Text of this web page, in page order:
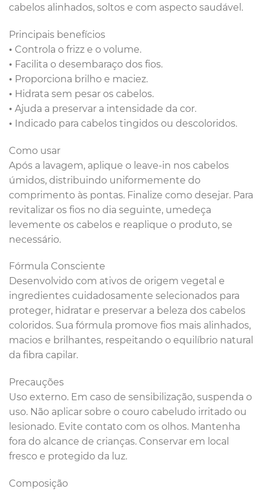
cabelos alinhados, soltos e com aspecto saudável.
Principais benefícios
• Controla o frizz e o volume.
• Facilita o desembaraço dos fios.
• Proporciona brilho e maciez.
• Hidrata sem pesar os cabelos.
• Ajuda a preservar a intensidade da cor.
• Indicado para cabelos tingidos ou descoloridos.
Como usar
Após a lavagem, aplique o leave-in nos cabelos
úmidos, distribuindo uniformemente do
comprimento às pontas. Finalize como desejar. Para
revitalizar os fios no dia seguinte, umedeça
levemente os cabelos e reaplique o produto, se
necessário.
Fórmula Consciente
Desenvolvido com ativos de origem vegetal e
ingredientes cuidadosamente selecionados para
proteger, hidratar e preservar a beleza dos cabelos
coloridos. Sua fórmula promove fios mais alinhados,
macios e brilhantes, respeitando o equilíbrio natural
da fibra capilar.
Precauções
Uso externo. Em caso de sensibilização, suspenda o
uso. Não aplicar sobre o couro cabeludo irritado ou
lesionado. Evite contato com os olhos. Mantenha
fora do alcance de crianças. Conservar em local
fresco e protegido da luz.
Composição